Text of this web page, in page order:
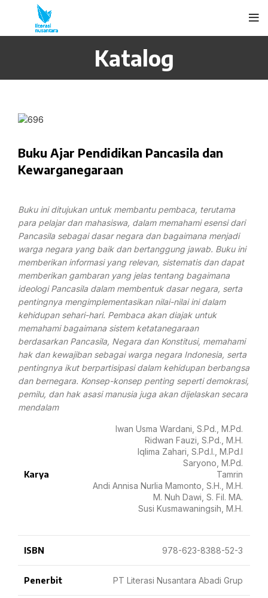
Katalog
Buku Ajar Pendidikan Pancasila dan
Kewarganegaraan
Buku ini ditujukan untuk membantu pembaca, terutama
para pelajar dan mahasiswa, dalam memahami esensi dari
Pancasila sebagai dasar negara dan bagaimana menjadi
warga negara yang baik dan bertanggung jawab. Buku ini
memberikan informasi yang relevan, sistematis dan dapat
memberikan gambaran yang jelas tentang bagaimana
ideologi Pancasila dalam membentuk dasar negara, serta
pentingnya mengimplementasikan nilai-nilai ini dalam
kehidupan sehari-hari. Pembaca akan diajak untuk
memahami bagaimana sistem ketatanegaraan
berdasarkan Pancasila, Negara dan Konstitusi, memahami
hak dan kewajiban sebagai warga negara Indonesia, serta
pentingnya ikut berpartisipasi dalam kehidupan berbangsa
dan bernegara. Konsep-konsep penting seperti demokrasi,
pemilu, dan hak asasi manusia juga akan dijelaskan secara
mendalam
Karya
Iwan Usma Wardani, S.Pd., M.Pd.
Ridwan Fauzi, S.Pd., M.H.
Iqlima Zahari, S.Pd.I., M.Pd.I
Saryono, M.Pd.
Tamrin
Andi Annisa Nurlia Mamonto, S.H., M.H.
M. Nuh Dawi, S. Fil. MA.
Susi Kusmawaningsih, M.H.
ISBN 978-623-8388-52-3
Penerbit PT Literasi Nusantara Abadi Grup